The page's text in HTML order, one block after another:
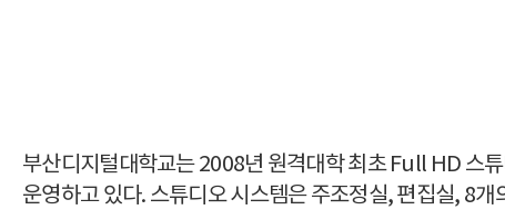
부산디지털대학교는 2008년 원격대학 최초 Full HD 스
운영하고 있다. 스튜디오 시스템은 주조정실, 편집실, 8개